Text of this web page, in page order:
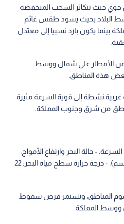
جوي حيث تتكاثر السحب المنخفضة
البلاد بحيث يسود طقس غائم
بينما يكون بارد نسبيا إلى معتدل
الأمطار علي شمال ووسط
هذة المناطق.
غربية نشطة إلى قوية السرعة مثيرة
من شرق وجنوب المملكة.
- حالة البحر وارتفاع الأمواج:
متوسط ارتفاع الموج (30-20سم). - درجة حرارة سطح مياه البحر: 22
المناطق، وتستمر فرص سقوط
المملكة .